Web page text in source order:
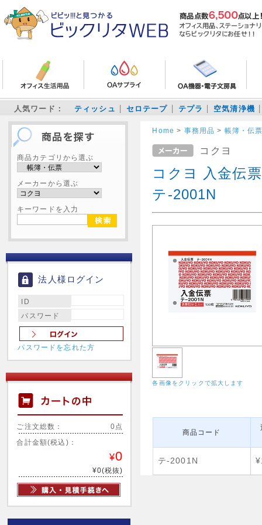
人気ワード： ティッシュ セロテープ テプラ 空気清浄機
商品カテゴリから選ぶ
メーカーから選ぶ
キーワードを入力
法人様ログイン
ID
パスワード
パスワードを忘れた方
ご注文総数： 0点
合計金額(税込)：
¥0
¥0(税抜)
Home > 事務用品 > 帳簿・伝
コクヨ
コクヨ 入金伝
テ-2001N
各画像をクリックで拡大します
商品コード
テ-2001N